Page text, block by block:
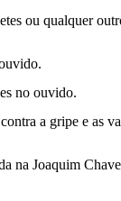
ou qualquer
no ouvido.
a gripe e as
na Joaquim